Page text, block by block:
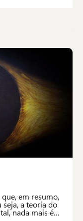
em resumo,
a teoria do
nada mais é